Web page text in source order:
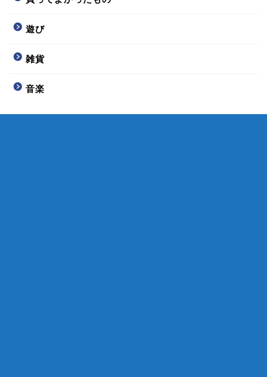
遊び
雑貨
音楽